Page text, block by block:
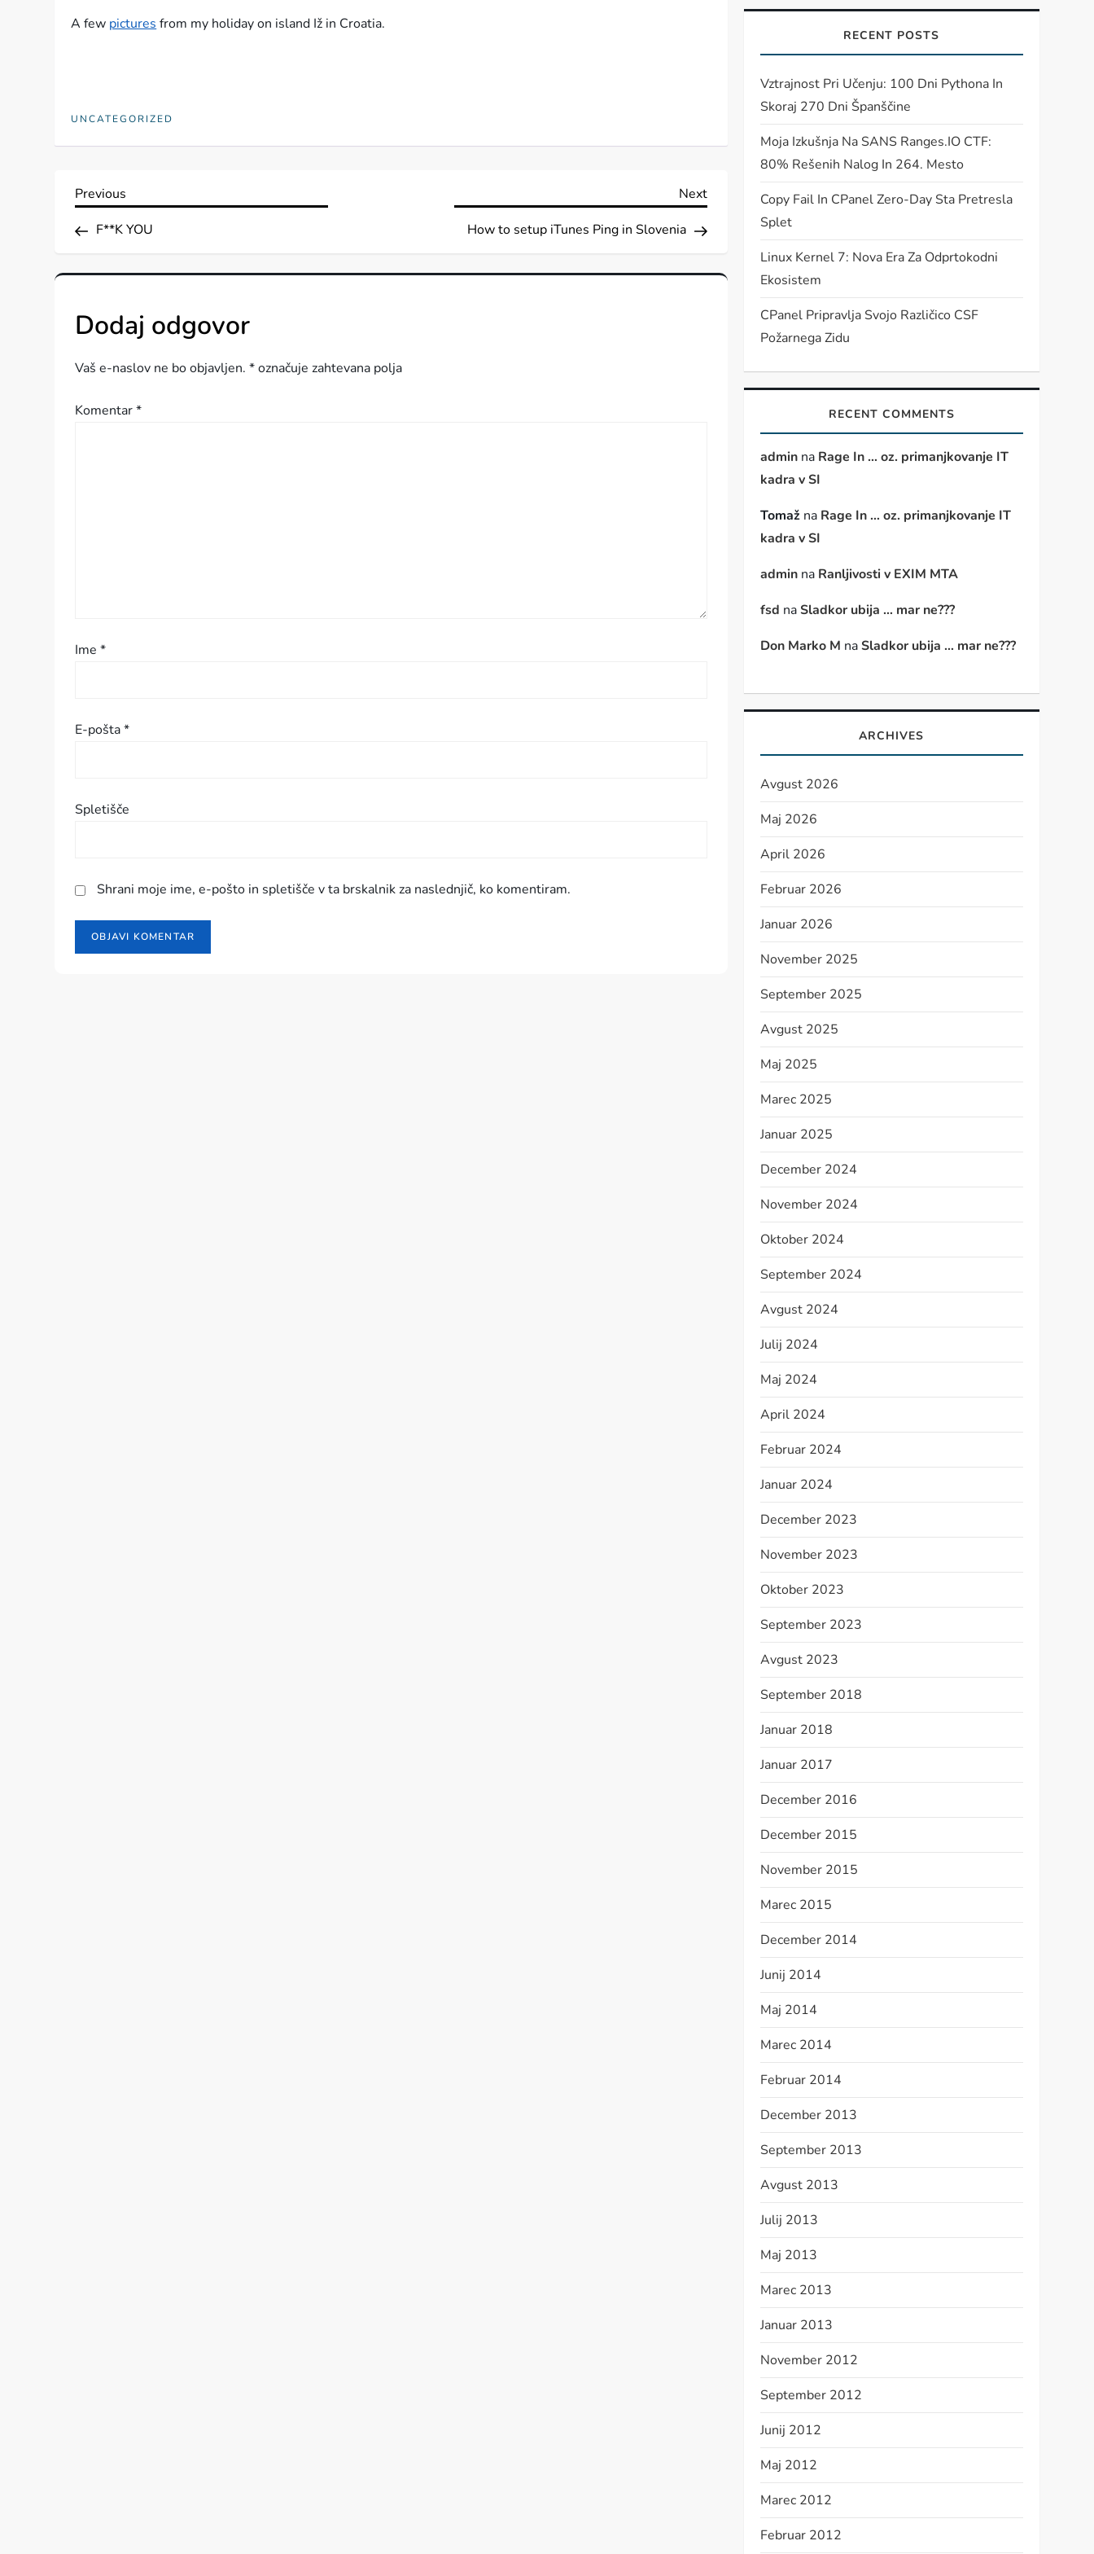
A few pictures from my holiday on island Iž in Croatia.
UNCATEGORIZED
N
a
v
i
g
i
p
v
a
Previous
Previous
F**K YOU
Next
Next
How to setup iTunes Ping in Slovenia
Dodaj odgovor
Vaš e-naslov ne bo objavljen. *označuje zahtevana polja
Komentar*
Ime*
E-pošta*
Spletišče
Shrani moje ime, e-pošto in spletišče v ta brskalnik za naslednjič, ko komentiram.
RECENT POSTS
Vztrajnost Pri Učenju: 100 Dni Pythona In
Skoraj 270 Dni Španščine
Moja Izkušnja Na SANS Ranges.IO CTF:
80% Rešenih Nalog In 264. Mesto
Copy Fail In CPanel Zero-Day Sta Pretresla
Splet
Linux Kernel 7: Nova Era Za Odprtokodni
Ekosistem
CPanel Pripravlja Svojo Različico CSF
Požarnega Zidu
RECENT COMMENTS
adminna Rage In … oz. primanjkovanje IT
kadra v SI
Tomažna Rage In … oz. primanjkovanje IT
kadra v SI
adminna Ranljivosti v EXIM MTA
fsd naSladkor ubija … mar ne???
Don Marko M naSladkor ubija … mar ne???
ARCHIVES
Avgust 2026
Maj 2026
April 2026
Februar 2026
Januar 2026
November 2025
September 2025
Avgust 2025
Maj 2025
Marec 2025
Januar 2025
December 2024
November 2024
Oktober 2024
September 2024
Avgust 2024
Julij 2024
Maj 2024
April 2024
Februar 2024
Januar 2024
December 2023
November 2023
Oktober 2023
September 2023
Avgust 2023
September 2018
Januar 2018
Januar 2017
December 2016
December 2015
November 2015
Marec 2015
December 2014
Junij 2014
Maj 2014
Marec 2014
Februar 2014
December 2013
September 2013
Avgust 2013
Julij 2013
Maj 2013
Marec 2013
Januar 2013
November 2012
September 2012
Junij 2012
Maj 2012
Marec 2012
Februar 2012